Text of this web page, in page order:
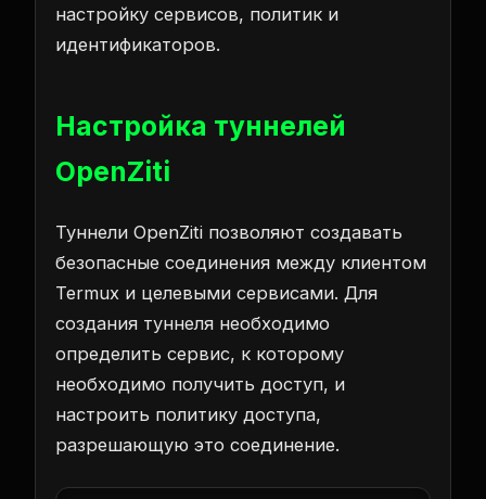
настройку сервисов, политик и
идентификаторов.
Настройка туннелей
OpenZiti
Туннели OpenZiti позволяют создавать
безопасные соединения между клиентом
Termux и целевыми сервисами. Для
создания туннеля необходимо
определить сервис, к которому
необходимо получить доступ, и
настроить политику доступа,
разрешающую это соединение.